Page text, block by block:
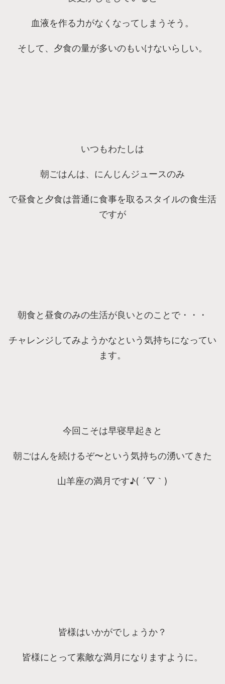
血液を作る力がなくなってしまうそう。
そして、夕食の量が多いのもいけないらしい。
いつもわたしは
朝ごはんは、にんじんジュースのみ
で昼食と夕食は普通に食事を取るスタイルの食生活
ですが
朝食と昼食のみの生活が良いとのことで・・・
チャレンジしてみようかなという気持ちになってい
ます。
今回こそは早寝早起きと
朝ごはんを続けるぞ〜という気持ちの湧いてきた
山羊座の満月です♪( ´▽｀)
皆様はいかがでしょうか？
皆様にとって素敵な満月になりますように。